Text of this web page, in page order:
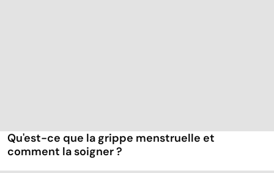
Qu'est-ce que la grippe menstruelle et
comment la soigner ?